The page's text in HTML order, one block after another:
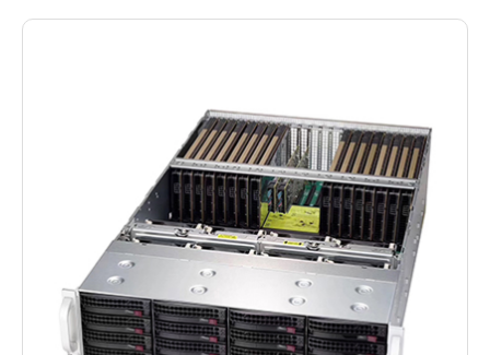
国产自主可控工作站
便携一体式工作站
多屏工作站
塔式静音通用工作站
国产自主可控服务器
高频应用服务器
存储服务器
云游戏服务器
品牌定制化
定制化分类